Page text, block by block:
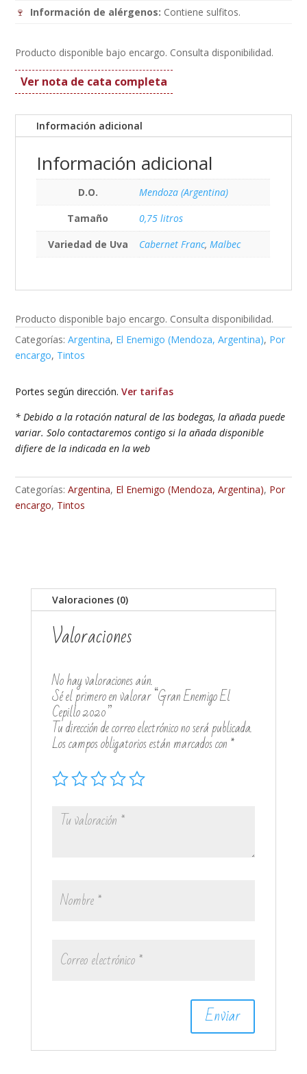
🍷 Información de alérgenos: Contiene sulfitos.
Producto disponible bajo encargo. Consulta disponibilidad.
Ver nota de cata completa
Información adicional
Información adicional
D.O.
Mendoza (Argentina)
Tamaño
0,75 litros
Variedad de Uva
Cabernet Franc,Malbec
Producto disponible bajo encargo. Consulta disponibilidad.
Categorías:Argentina, El Enemigo (Mendoza, Argentina), Por
encargo, Tintos
Portes según dirección.Ver tarifas
* Debido a la rotación natural de las bodegas, la añada puede
variar. Solo contactaremos contigo si la añada disponible
difiere de la indicada en la web
Categorías:Argentina, El Enemigo (Mendoza, Argentina), Por
encargo, Tintos
Valoraciones (0)
Valoraciones
No hay valoraciones aún.
Sé el primero en valorar “Gran Enemigo El
Cepillo 2020”
Tu dirección de correo electrónico no será publicada.
Los campos obligatorios están marcados con*